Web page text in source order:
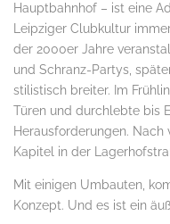
Hauptbahnhof – ist eine
Leipziger Clubkultur
der 2000er Jahre
und Schranz-Partys,
stilistisch breiter. Im
Türen und durchlebte bis
Herausforderungen.
Kapitel in der
Mit einigen Umbauten,
Konzept. Und es ist ein